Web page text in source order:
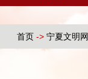
首页 -> 宁夏文明网